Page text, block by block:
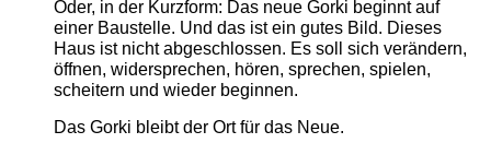
Oder, in der Kurzform: Das neue Gorki beginnt auf
einer Baustelle. Und das ist ein gutes Bild. Dieses
Haus ist nicht abgeschlossen. Es soll sich verändern,
öffnen, widersprechen, hören, sprechen, spielen,
scheitern und wieder beginnen.
Das Gorki bleibt der Ort für das Neue.